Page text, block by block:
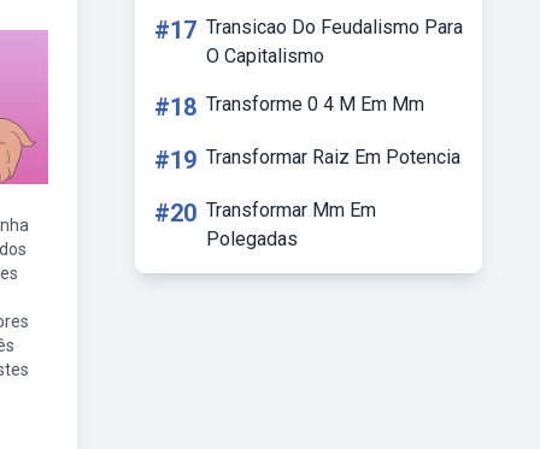
#17 Transicao Do Feudalismo Para
O Capitalismo
#18 Transforme 0 4 M Em Mm
#19 Transformar Raiz Em Potencia
#20 Transformar Mm Em
Polegadas